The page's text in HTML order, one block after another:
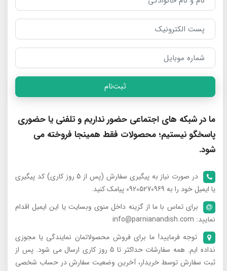
ثبت‌نام
ما در شبکه های اجتماعی حضور نداریم و تلفنی یا حضوری
پاسخگو نیستیم؛ محصولات فقط همینجا فروخته می
شود.
در صورت نیاز به پیگیری سفارش (پس از 5 روز کاری) کد پیگیری
یا ایمیل خود را به 09205270969 پیامک کنید.
برای تماس با ما از گزینه داخل منوی وبسایت یا این ایمیل اقدام
نمایید: info@parnianandish.com
توجه فرمایید! ما برای فروش محصولاتمان نمایندگی یا مجوزی
نداده ایم. همه سفارشات حداکثر تا 5 روز کاری ارسال می شود. پس از
ثبت سفارش توسط خریدار، آخرین وضعیت سفارش در حساب شخصی